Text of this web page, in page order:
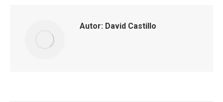
Autor: David Castillo